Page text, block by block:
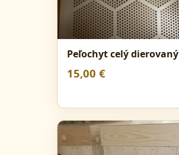
Peľochyt celý dierovaný
15,00 €